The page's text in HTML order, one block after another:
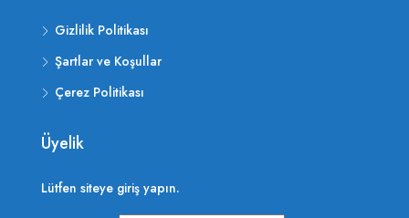
Gizlilik Politikası
Şartlar ve Koşullar
Çerez Politikası
Üyelik
Lütfen siteye giriş yapın.